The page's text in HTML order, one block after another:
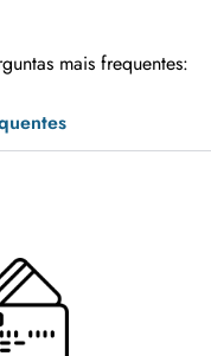
mais frequentes: